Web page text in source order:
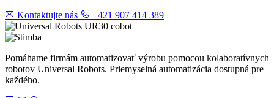
Kontaktujte nás +421 907 414 389
Pomáhame firmám automatizovať výrobu pomocou kolaboratívnych
robotov Universal Robots. Priemyselná automatizácia dostupná pre
každého.